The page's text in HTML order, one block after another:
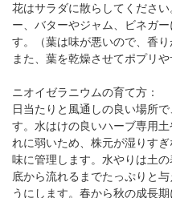
花はサラダに散らしてくださ
ー、バターやジャム、ビネガ
す。（葉は味が悪いので、香
また、葉を乾燥させてポプリ
ニオイゼラニウムの育て方：
日当たりと風通しの良い場所
す。水はけの良いハーブ専用
れに弱いため、株元が湿りす
味に管理します。水やりは土
底から流れるまでたっぷりと
うにします。春から秋の成長